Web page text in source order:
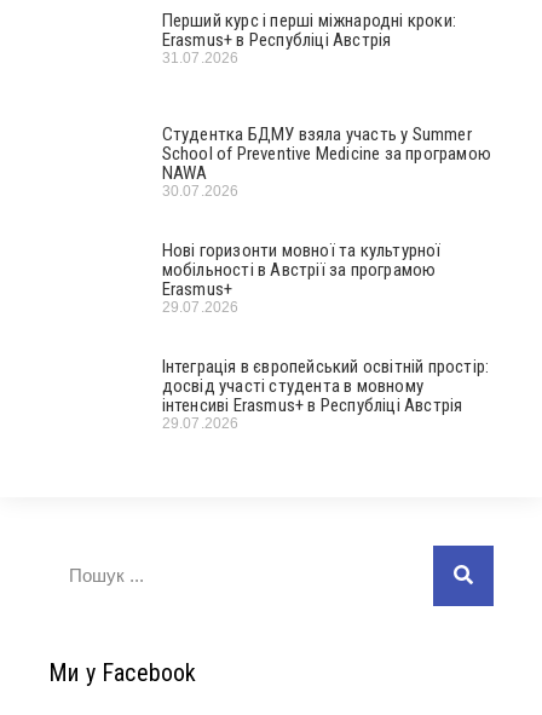
Перший курс і перші міжнародні кроки:
Erasmus+ в Республіці Австрія
31.07.2026
Студентка БДМУ взяла участь у Summer
School of Preventive Medicine за програмою
NAWA
30.07.2026
Нові горизонти мовної та культурної
мобільності в Австрії за програмою
Erasmus+
29.07.2026
Інтеграція в європейський освітній простір:
досвід участі студента в мовному
інтенсиві Erasmus+ в Республіці Австрія
29.07.2026
Ми у Facebook